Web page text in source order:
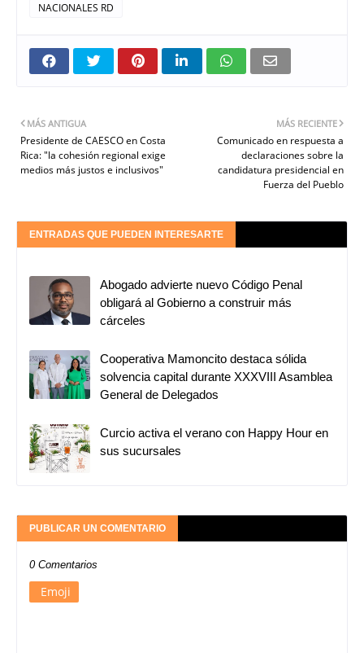
NACIONALES RD
MÁS RECIENTE
Comunicado en respuesta a
declaraciones sobre la
candidatura presidencial en
Fuerza del Pueblo
MÁS ANTIGUA
Presidente de CAESCO en Costa
Rica: "la cohesión regional exige
medios más justos e inclusivos"
ENTRADAS QUE PUEDEN INTERESARTE
Abogado advierte nuevo Código Penal
obligará al Gobierno a construir más
cárceles
Cooperativa Mamoncito destaca sólida
solvencia capital durante XXXVIII Asamblea
General de Delegados
Curcio activa el verano con Happy Hour en
sus sucursales
PUBLICAR UN COMENTARIO
0 Comentarios
Emoji